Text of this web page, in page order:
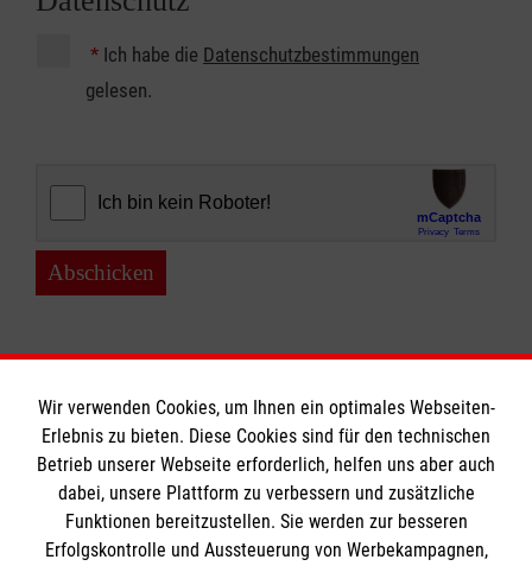
* Ich habe die Datenschutzbestimmungen
gelesen.
Abschicken
Informationen
Impressum
Wir verwenden Cookies, um Ihnen ein optimales Webseiten-
Erlebnis zu bieten. Diese Cookies sind für den technischen
Betrieb unserer Webseite erforderlich, helfen uns aber auch
dabei, unsere Plattform zu verbessern und zusätzliche
Funktionen bereitzustellen. Sie werden zur besseren
Erfolgskontrolle und Aussteuerung von Werbekampagnen,